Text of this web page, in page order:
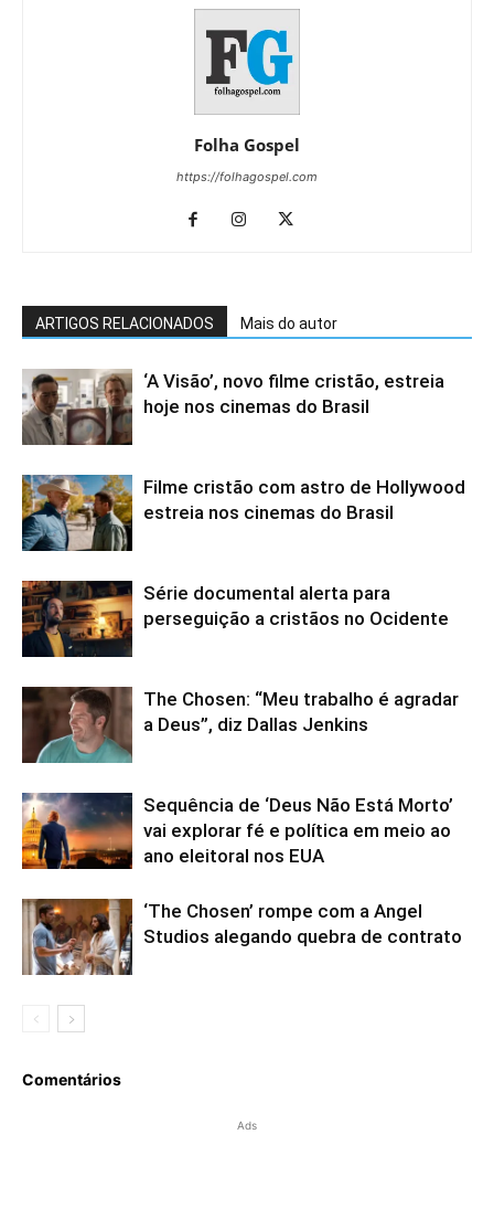
Folha Gospel
https://folhagospel.com
ARTIGOS RELACIONADOS Mais do autor
‘A Visão’, novo filme cristão, estreia
hoje nos cinemas do Brasil
Filme cristão com astro de Hollywood
estreia nos cinemas do Brasil
Série documental alerta para
perseguição a cristãos no Ocidente
The Chosen: “Meu trabalho é agradar
a Deus”, diz Dallas Jenkins
Sequência de ‘Deus Não Está Morto’
vai explorar fé e política em meio ao
ano eleitoral nos EUA
‘The Chosen’ rompe com a Angel
Studios alegando quebra de contrato
Comentários
Ads